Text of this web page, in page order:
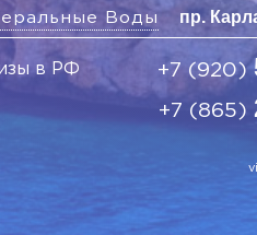
Воды пр.
в РФ +7 (920)
+7 (865)